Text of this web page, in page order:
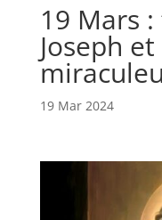
19 Mars
Joseph
19 Mar 2024